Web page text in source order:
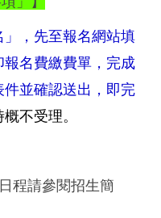
，先至報名網站填
名費繳費單，完成
並確認送出，即完
概不受理。
程請參閱招生簡